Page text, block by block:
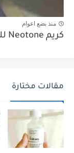
منذ بضع اعوام
كريم Neotone للمنطقه الحساسة تجارب
مقالات مختارة